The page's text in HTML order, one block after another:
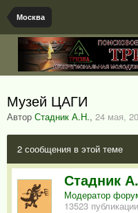
Москва
Музей ЦАГИ
Автор Стадник А.Н., 24 мая,
2 сообщения в этой теме
Стадник
Модератор
13523 публикации